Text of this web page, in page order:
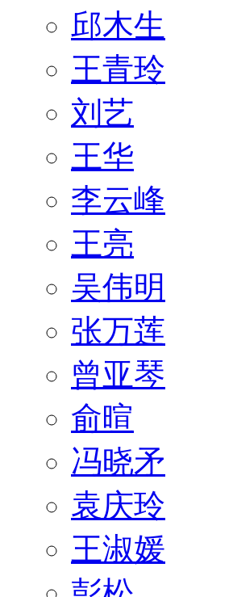
邱木生
王青玲
刘艺
王华
李云峰
王亮
吴伟明
张万莲
曾亚琴
俞暄
冯晓矛
袁庆玲
王淑媛